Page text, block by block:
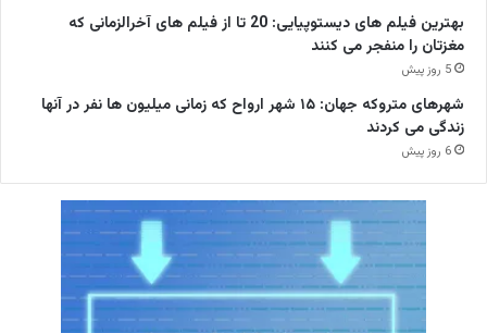
بهترین فیلم های دیستوپیایی: 20 تا از فیلم های آخرالزمانی که
مغزتان را منفجر می کنند
5 روز پیش
شهرهای متروکه جهان: ۱۵ شهر ارواح که زمانی میلیون ها نفر در آنها
زندگی می کردند
6 روز پیش